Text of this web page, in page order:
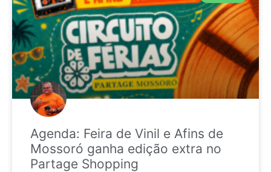
Agenda: Feira de Vinil e Afins de
Mossoró ganha edição extra no
Partage Shopping